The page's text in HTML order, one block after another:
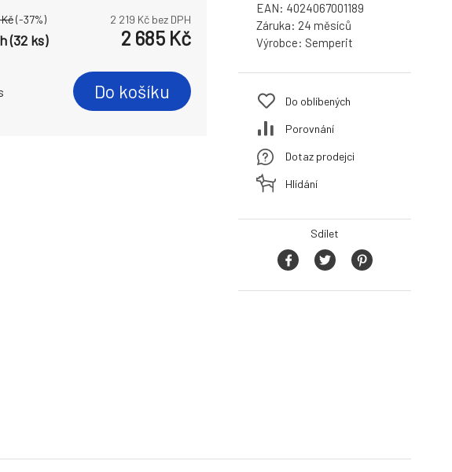
Kč(-37%) 2 219 Kč bez DPH
(32 ks) 2 685 Kč
Do košíku
EAN: 4024067001189
Záruka: 24 měsíců
Výrobce: Semperit
Do oblíbených
Porovnání
Dotaz prodejci
Hlídání
Sdílet